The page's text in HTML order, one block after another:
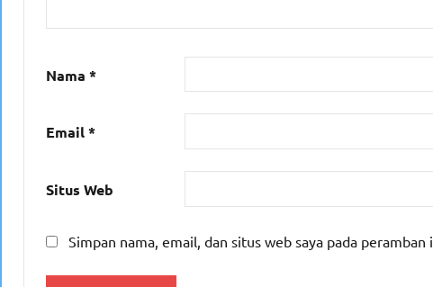
Nama *
Email*
Situs Web
Simpan nama, email, dan situs web saya pada